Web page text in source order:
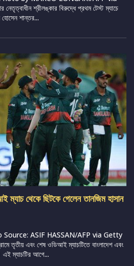
শ্রীলঙ্কার বিরুদ্ধে প্রথম টেস্ট ম্যাচে
শান্তর...
ম্যাচ থেকে ছিটকে গেলেন তানজিম হাসান
ASIF HASSAN/AFP via Getty
তৃতীয় এবং শেষ ওডিআই ম্যাচটিতে বাংলাদেশ এবং
ম্যাচটির আগে...